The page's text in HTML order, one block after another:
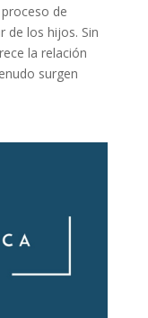
de
de los hijos. Sin
la relación
surgen